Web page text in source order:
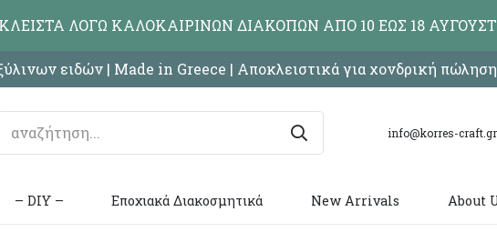
ειδών | Made in Greece | Αποκλειστικά για χονδρική πώληση
info@korres-craft.gr
– DIY – Εποχιακά Διακοσμητικά New Arrivals About
ΛΟΓΩ ΚΑΛΟΚΑΙΡΙΝΩΝ ΔΙΑΚΟΠΩΝ ΑΠΟ 10 ΕΩΣ 18